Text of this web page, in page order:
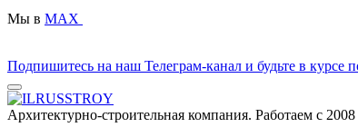
Мы в MAX
Подпишитесь на наш Телеграм-канал и будьте в курсе
Архитектурно-строительная компания. Работаем с